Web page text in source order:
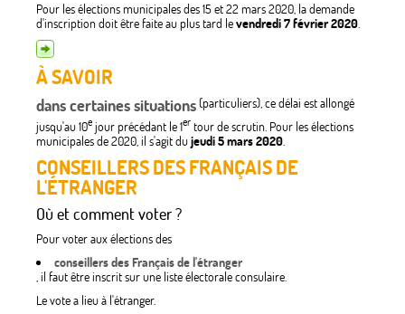
Pour les élections municipales des 15 et 22 mars 2020, la demande
d'inscription doit être faite au plus tard levendredi 7 février 2020.
À SAVOIR
dans certaines situations(particuliers), ce délai est allongé
jusqu'au 10e jour précédant le 1er tour de scrutin. Pour les élections
municipales de 2020, il s'agit dujeudi 5 mars 2020.
CONSEILLERS DES FRANÇAIS DE
L'ÉTRANGER
Où et comment voter ?
Pour voter aux élections des
conseillers des Français de l'étranger
, il faut être inscrit sur une liste électorale consulaire.
Le vote a lieu à l'étranger.